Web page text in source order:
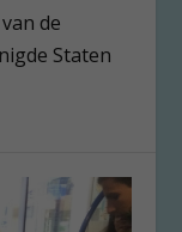
de
Staten